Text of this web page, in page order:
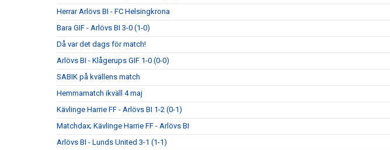
Herrar Arlövs BI - FC Helsingkrona
Bara GIF - Arlövs BI 3-0 (1-0)
Då var det dags för match!
Arlövs BI - Klågerups GIF 1-0 (0-0)
SABIK på kvällens match
Hemmamatch ikväll 4 maj
Kävlinge Harrie FF - Arlövs BI 1-2 (0-1)
Matchdax; Kävlinge Harrie FF - Arlövs BI
Arlövs BI - Lunds United 3-1 (1-1)